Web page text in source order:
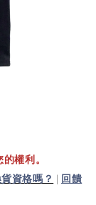
權利。
資格嗎？
回饋